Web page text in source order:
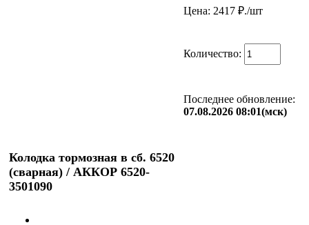
Цена: 2417 ₽./шт
Количество:
Последнее обновление:
07.08.2026 08:01(мск)
Колодка тормозная в сб. 6520
(сварная) / АККОР 6520-
3501090